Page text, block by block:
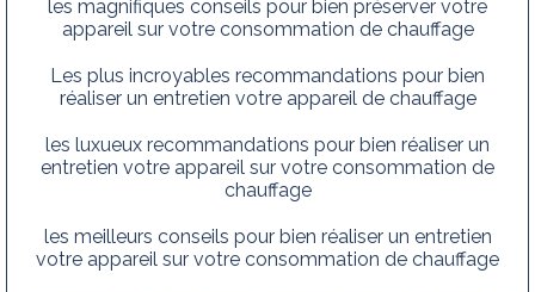
les magnifiques conseils pour bien préserver votre
appareil sur votre consommation de chauffage
Les plus incroyables recommandations pour bien
réaliser un entretien votre appareil de chauffage
les luxueux recommandations pour bien réaliser un
entretien votre appareil sur votre consommation de
chauffage
les meilleurs conseils pour bien réaliser un entretien
votre appareil sur votre consommation de chauffage